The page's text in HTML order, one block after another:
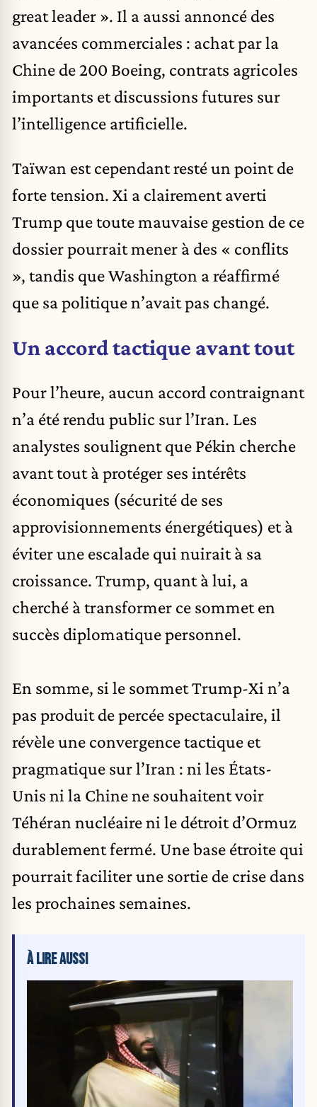
great leader ». Il a aussi annoncé des
avancées commerciales : achat par la
Chine de 200 Boeing, contrats agricoles
importants et discussions futures sur
l’intelligence artificielle.
Taïwan est cependant resté un point de
forte tension. Xi a clairement averti
Trump que toute mauvaise gestion de ce
dossier pourrait mener à des « conflits
», tandis que Washington a réaffirmé
que sa politique n’avait pas changé.
Un accord tactique avant tout
Pour l’heure, aucun accord contraignant
n’a été rendu public sur l’Iran. Les
analystes soulignent que Pékin cherche
avant tout à protéger ses intérêts
économiques (sécurité de ses
approvisionnements énergétiques) et à
éviter une escalade qui nuirait à sa
croissance. Trump, quant à lui, a
cherché à transformer ce sommet en
succès diplomatique personnel.
En somme, si le sommet Trump-Xi n’a
pas produit de percée spectaculaire, il
révèle une convergence tactique et
pragmatique sur l’Iran : ni les États-
Unis ni la Chine ne souhaitent voir
Téhéran nucléaire ni le détroit d’Ormuz
durablement fermé. Une base étroite qui
pourrait faciliter une sortie de crise dans
les prochaines semaines.
À LIRE AUSSI